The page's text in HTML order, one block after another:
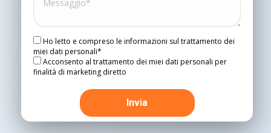
Ho letto e compreso le informazioni sul trattamento dei
miei dati personali*
Acconsento al trattamento dei miei dati personali per
finalità di marketing diretto